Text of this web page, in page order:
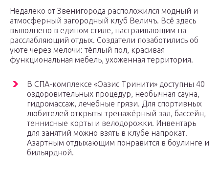
Недалеко от Звенигорода расположился модный и
атмосферный загородный клуб Величъ. Всё здесь
выполнено в едином стиле, настраивающим на
расслабляющий отдых. Создатели позаботились об
уюте через мелочи: тёплый пол, красивая
функциональная мебель, ухоженная территория.
В СПА-комплексе «Оазис Тринити» доступны 40
оздоровительных процедур, необычная сауна,
гидромассаж, лечебные грязи. Для спортивных
любителей открыты тренажёрный зал, бассейн,
теннисные корты и велодорожки. Инвентарь
для занятий можно взять в клубе напрокат.
Азартным отдыхающим понравится в боулинге и
бильярдной.